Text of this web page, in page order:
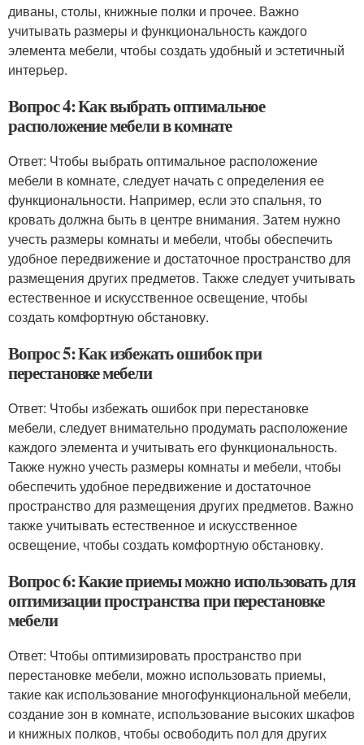
диваны, столы, книжные полки и прочее. Важно
учитывать размеры и функциональность каждого
элемента мебели, чтобы создать удобный и эстетичный
интерьер.
Вопрос 4: Как выбрать оптимальное
расположение мебели в комнате
Ответ: Чтобы выбрать оптимальное расположение
мебели в комнате, следует начать с определения ее
функциональности. Например, если это спальня, то
кровать должна быть в центре внимания. Затем нужно
учесть размеры комнаты и мебели, чтобы обеспечить
удобное передвижение и достаточное пространство для
размещения других предметов. Также следует учитывать
естественное и искусственное освещение, чтобы
создать комфортную обстановку.
Вопрос 5: Как избежать ошибок при
перестановке мебели
Ответ: Чтобы избежать ошибок при перестановке
мебели, следует внимательно продумать расположение
каждого элемента и учитывать его функциональность.
Также нужно учесть размеры комнаты и мебели, чтобы
обеспечить удобное передвижение и достаточное
пространство для размещения других предметов. Важно
также учитывать естественное и искусственное
освещение, чтобы создать комфортную обстановку.
Вопрос 6: Какие приемы можно использовать для
оптимизации пространства при перестановке
мебели
Ответ: Чтобы оптимизировать пространство при
перестановке мебели, можно использовать приемы,
такие как использование многофункциональной мебели,
создание зон в комнате, использование высоких шкафов
и книжных полков, чтобы освободить пол для других